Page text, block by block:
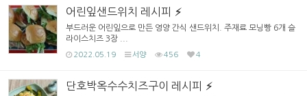
어린잎샌드위치 레시피
부드러운 어린잎으로 만든 영양 간식 샌드위치. 주재료 모닝빵 6개 슬
라이스치즈 3장 ...
2022.05.19 서양 456 4
단호박옥수수치즈구이 레시피